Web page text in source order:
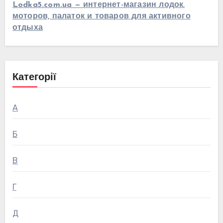
Lodka5.com.ua — интернет-магазин лодок,
моторов, палаток и товаров для активного
отдыха
Категорії
А
Б
В
Г
Д